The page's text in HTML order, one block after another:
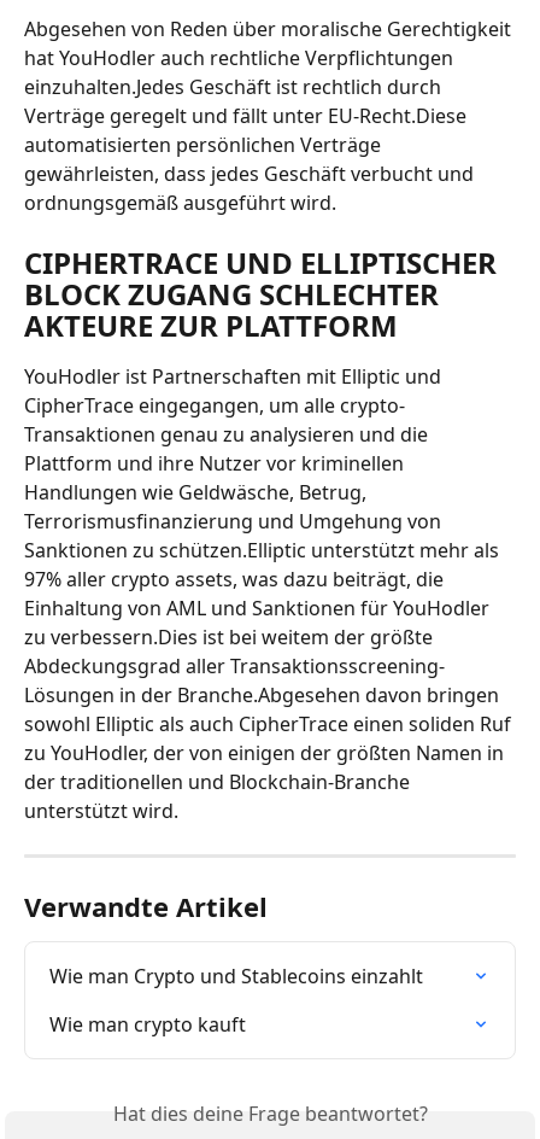
Abgesehen von Reden über moralische Gerechtigkeit
hat YouHodler auch rechtliche Verpflichtungen
einzuhalten.Jedes Geschäft ist rechtlich durch
Verträge geregelt und fällt unter EU-Recht.Diese
automatisierten persönlichen Verträge
gewährleisten, dass jedes Geschäft verbucht und
ordnungsgemäß ausgeführt wird.
CIPHERTRACE UND ELLIPTISCHER
BLOCK ZUGANG SCHLECHTER
AKTEURE ZUR PLATTFORM
YouHodler ist Partnerschaften mit Elliptic und
CipherTrace eingegangen, um alle crypto-
Transaktionen genau zu analysieren und die
Plattform und ihre Nutzer vor kriminellen
Handlungen wie Geldwäsche, Betrug,
Terrorismusfinanzierung und Umgehung von
Sanktionen zu schützen.Elliptic unterstützt mehr als
97% aller crypto assets, was dazu beiträgt, die
Einhaltung von AML und Sanktionen für YouHodler
zu verbessern.Dies ist bei weitem der größte
Abdeckungsgrad aller Transaktionsscreening-
Lösungen in der Branche.Abgesehen davon bringen
sowohl Elliptic als auch CipherTrace einen soliden Ruf
zu YouHodler, der von einigen der größten Namen in
der traditionellen und Blockchain-Branche
unterstützt wird.
Verwandte Artikel
Wie man Crypto und Stablecoins einzahlt
Wie man crypto kauft
Hat dies deine Frage beantwortet?